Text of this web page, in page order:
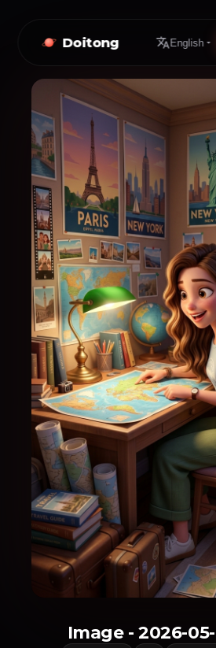
Doitong English
Image - 2026-